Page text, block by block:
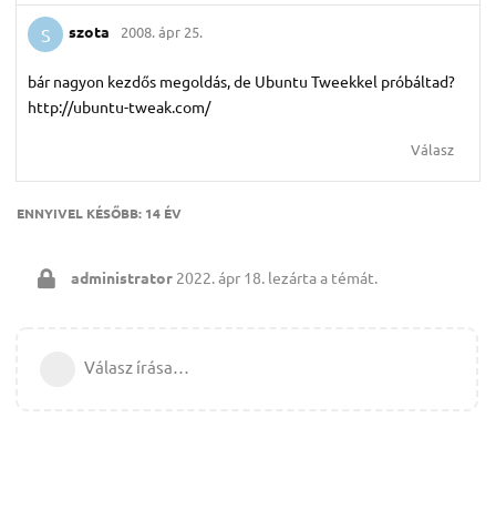
S szota 2008. ápr 25.
bár nagyon kezdős megoldás, de Ubuntu Tweekkel próbáltad?
http://ubuntu-tweak.com/
Válasz
ENNYIVEL KÉSŐBB: 14 ÉV
administrator 2022. ápr 18. lezárta a témát.
Válasz írása…